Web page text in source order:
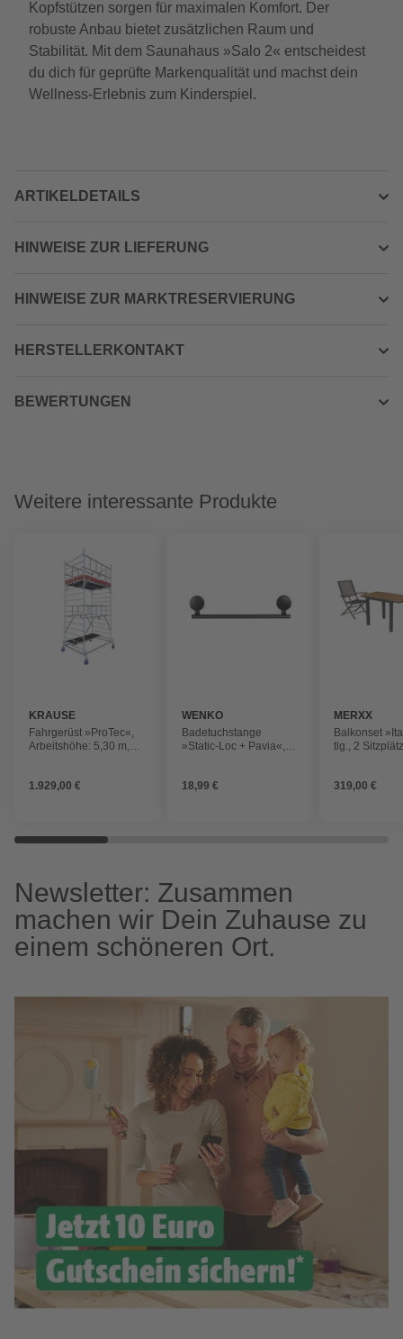
Kopfstützen sorgen für maximalen Komfort. Der
robuste Anbau bietet zusätzlichen Raum und
Stabilität. Mit dem Saunahaus »Salo 2« entscheidest
du dich für geprüfte Markenqualität und machst dein
Wellness-Erlebnis zum Kinderspiel.
ARTIKELDETAILS
HINWEISE ZUR LIEFERUNG
HINWEISE ZUR MARKTRESERVIERUNG
HERSTELLERKONTAKT
BEWERTUNGEN
Weitere interessante Produkte
KRAUSE
Fahrgerüst »ProTec«,
Arbeitshöhe: 5,30 m,
1.929,00 €
WENKO
Badetuchstange
»Static-Loc + Pavia«,
18,99 €
MERXX
Balkonset
tlg., 2
319,00 €
Newsletter: Zusammen
machen wir Dein Zuhause zu
einem schöneren Ort.